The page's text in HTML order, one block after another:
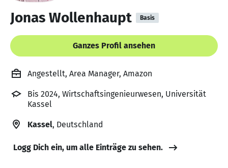
Jonas Wollenhaupt Basis
Ganzes Profil ansehen
Angestellt, Area Manager, Amazon
Bis 2024, Wirtschaftsingenieurwesen, Universität
Kassel
Kassel, Deutschland
Logg Dich ein, um alle Einträge zu sehen.